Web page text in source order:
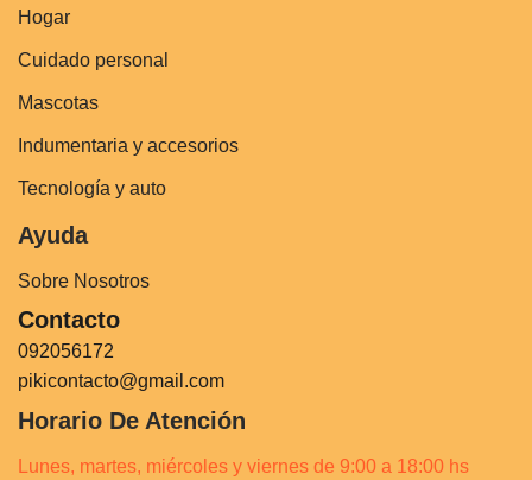
Hogar
Cuidado personal
Mascotas
Indumentaria y accesorios
Tecnología y auto
Ayuda
Sobre Nosotros
Contacto
092056172
pikicontacto@gmail.com
Horario De Atención
Lunes, martes, miércoles y viernes de 9:00 a 18:00 hs